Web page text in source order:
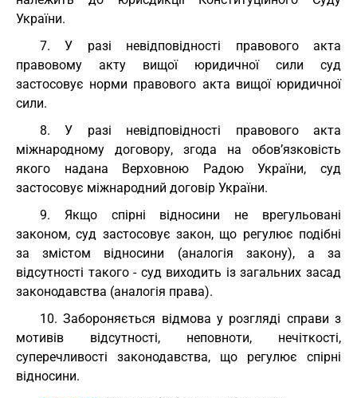
України.
7. У разі невідповідності правового акта
правовому акту вищої юридичної сили суд
застосовує норми правового акта вищої юридичної
сили.
8. У разі невідповідності правового акта
міжнародному договору, згода на обов’язковість
якого надана Верховною Радою України, суд
застосовує міжнародний договір України.
9. Якщо спірні відносини не врегульовані
законом, суд застосовує закон, що регулює подібні
за змістом відносини (аналогія закону), а за
відсутності такого - суд виходить із загальних засад
законодавства (аналогія права).
10. Забороняється відмова у розгляді справи з
мотивів відсутності, неповноти, нечіткості,
суперечливості законодавства, що регулює спірні
відносини.